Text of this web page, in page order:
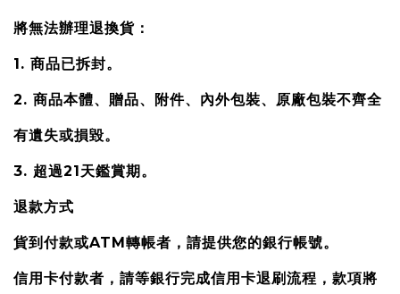
將無法辦理退換貨：
1. 商品已拆封。
2. 商品本體、贈品、附件、內外包裝、原廠包裝不齊全
有遺失或損毀。
3. 超過21天鑑賞期。
退款方式
貨到付款或ATM轉帳者，請提供您的銀行帳號。
信用卡付款者，請等銀行完成信用卡退刷流程，款項將